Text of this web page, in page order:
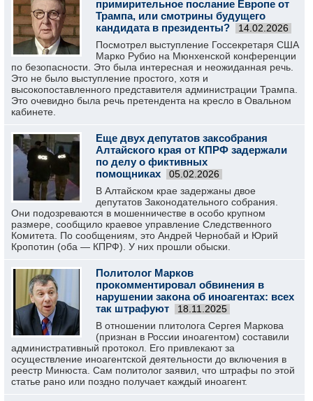
примирительное послание Европе от
Трампа, или смотрины будущего
кандидата в президенты?
14.02.2026
Посмотрел выступление Госсекретаря США
Марко Рубио на Мюнхенской конференции
по безопасности. Это была интересная и неожиданная речь.
Это не было выступление простого, хотя и
высокопоставленного представителя администрации Трампа.
Это очевидно была речь претендента на кресло в Овальном
кабинете.
Еще двух депутатов заксобрания
Алтайского края от КПРФ задержали
по делу о фиктивных
помощниках
05.02.2026
В Алтайском крае задержаны двое
депутатов Законодательного собрания.
Они подозреваются в мошенничестве в особо крупном
размере, сообщило краевое управление Следственного
Комитета. По сообщениям, это Андрей Чернобай и Юрий
Кропотин (оба — КПРФ). У них прошли обыски.
Политолог Марков
прокомментировал обвинения в
нарушении закона об иноагентах: всех
так штрафуют
18.11.2025
В отношении плитолога Сергея Маркова
(признан в России иноагентом) составили
административный протокол. Его привлекают за
осуществление иноагентской деятельности до включения в
реестр Минюста. Сам политолог заявил, что штрафы по этой
статье рано или поздно получает каждый иноагент.